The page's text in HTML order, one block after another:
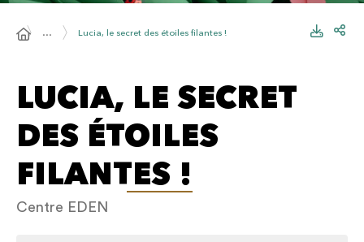
… Lucia, le secret des étoiles filantes !
LUCIA, LE SECRET
DES ÉTOILES
FILANTES !
Centre EDEN